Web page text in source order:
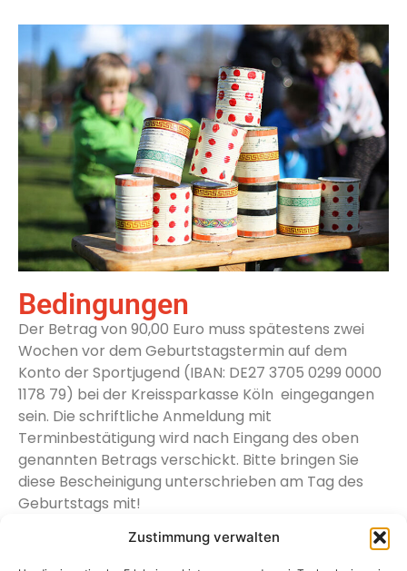
Zustimmung verwalten
Bedingungen
Der Betrag von 90,00 Euro muss spätestens zwei
Wochen vor dem Geburtstagstermin auf dem
Konto der Sportjugend (IBAN: DE27 3705 0299 0000
1178 79) bei der Kreissparkasse Köln eingegangen
sein. Die schriftliche Anmeldung mit
Terminbestätigung wird nach Eingang des oben
genannten Betrags verschickt. Bitte bringen Sie
diese Bescheinigung unterschrieben am Tag des
Geburtstags mit!
Mit der Überweisung/Zahlung bestätigt der